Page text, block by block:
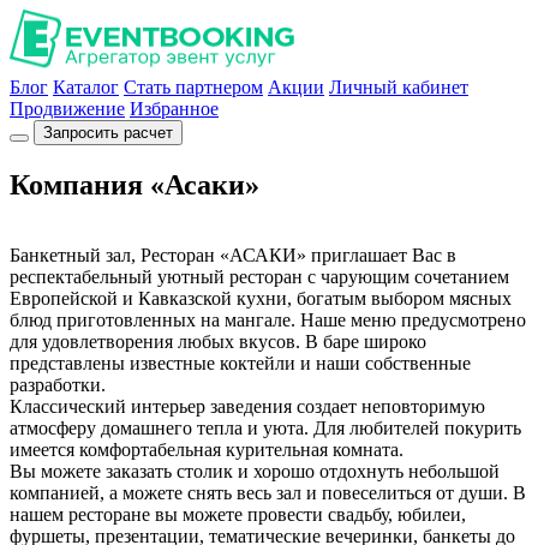
Блог Каталог Стать партнером Акции Личный кабинет
Продвижение Избранное
Запросить расчет
Компания «Асаки»
Банкетный зал, Ресторан «АСАКИ» приглашает Вас в
респектабельный уютный ресторан с чарующим сочетанием
Европейской и Кавказской кухни, богатым выбором мясных
блюд приготовленных на мангале. Наше меню предусмотрено
для удовлетворения любых вкусов. В баре широко
представлены известные коктейли и наши собственные
разработки.
Классический интерьер заведения создает неповторимую
атмосферу домашнего тепла и уюта. Для любителей покурить
имеется комфортабельная курительная комната.
Вы можете заказать столик и хорошо отдохнуть небольшой
компанией, а можете снять весь зал и повеселиться от души. В
нашем ресторане вы можете провести свадьбу, юбилеи,
фуршеты, презентации, тематические вечеринки, банкеты до